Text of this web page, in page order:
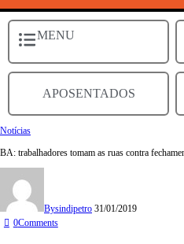
MENU
APOSENTADOS
Notícias
BA: trabalhadores tomam as ruas contra
Bysindipetro 31/01/2019
0Comments